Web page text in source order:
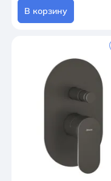
В корзину